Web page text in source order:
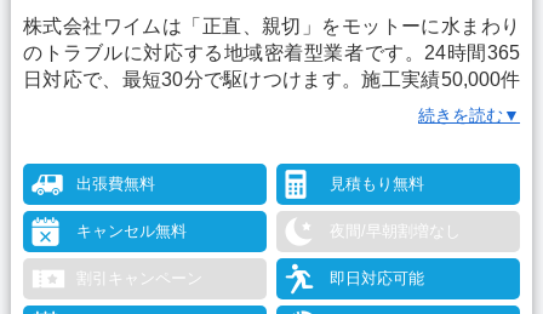
株式会社ワイムは「正直、親切」をモットーに水まわり
のトラブルに対応する地域密着型業者です。24時間365
日対応で、最短30分で駆けつけます。施工実績50,000件
続きを読む▼
出張費無料 見積もり無料
キャンセル無料 夜間/早朝割増なし
割引キャンペーン 即日対応可能